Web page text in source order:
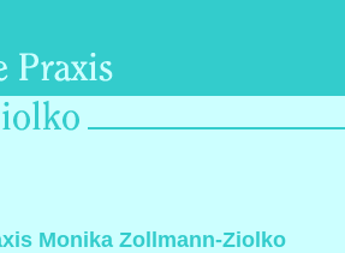
Monika Zollmann-Ziolko